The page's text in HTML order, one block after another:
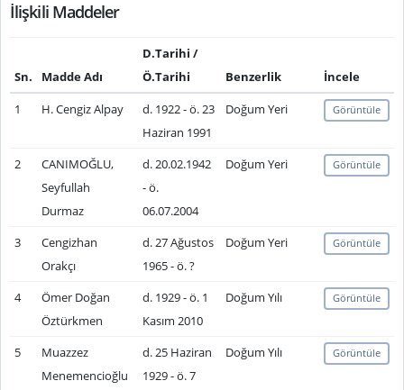
İlişkili Maddeler
Sn. Madde Adı
D.Tarihi /
Ö.Tarihi
Benzerlik
İncele
1
H. Cengiz Alpay
d. 1922 - ö. 23
Haziran 1991
Doğum Yeri Görüntüle
2
CANIMOĞLU,
Seyfullah
Durmaz
d. 20.02.1942
- ö.
06.07.2004
Doğum Yeri Görüntüle
3
Cengizhan
Orakçı
d. 27 Ağustos
1965 - ö. ?
Doğum Yeri Görüntüle
4
Ömer Doğan
Öztürkmen
d. 1929 - ö. 1
Kasım 2010
Doğum Yılı Görüntüle
5
Muazzez
Menemencioğlu
d. 25 Haziran
1929 - ö. 7
Doğum Yılı Görüntüle